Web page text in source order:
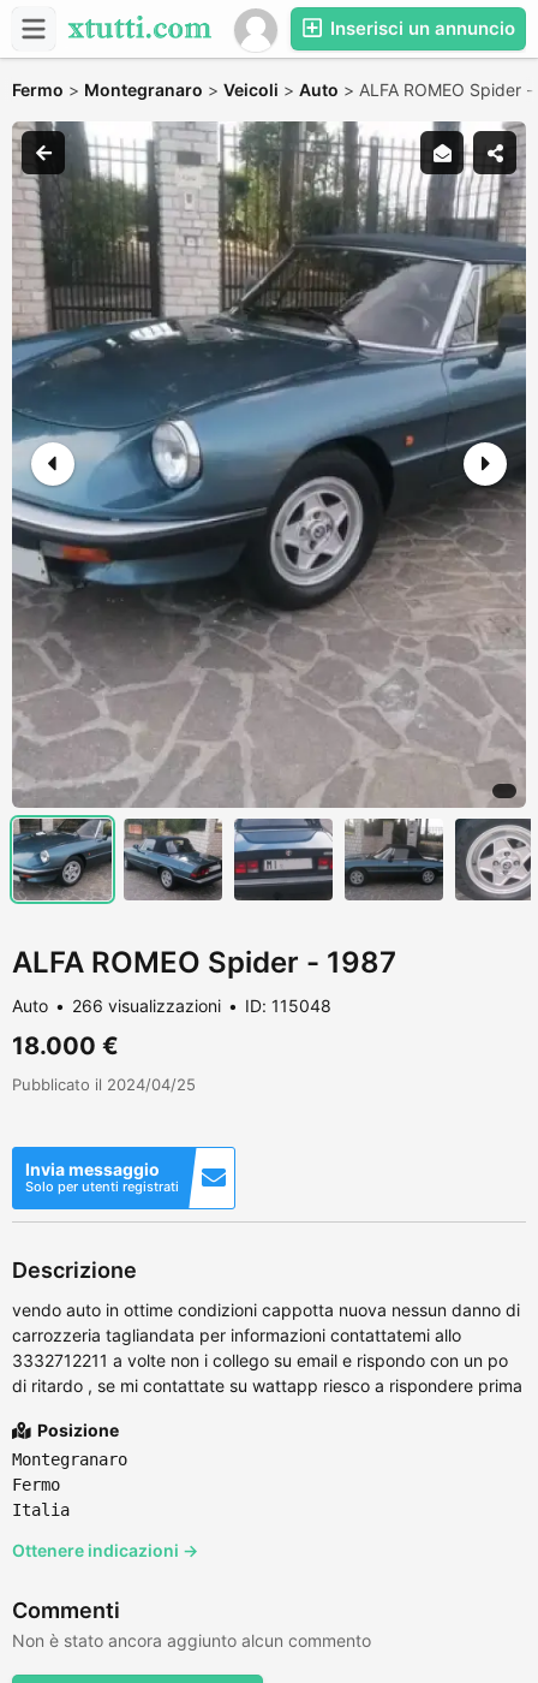
Inserisci un annuncio
Fermo > Montegranaro > Veicoli > Auto > ALFA ROMEO Spider
ALFA ROMEO Spider - 1987
Auto 266 visualizzazioni ID: 115048
18.000 €
Pubblicato il 2024/04/25
Invia messaggio
Solo per utenti registrati
Descrizione
vendo auto in ottime condizioni cappotta nuova nessun danno di
carrozzeria tagliandata per informazioni contattatemi allo
3332712211 a volte non i collego su email e rispondo con un po
di ritardo , se mi contattate su wattapp riesco a rispondere prima
Posizione
Montegranaro
Fermo
Italia
Ottenere indicazioni →
Commenti
Non è stato ancora aggiunto alcun commento